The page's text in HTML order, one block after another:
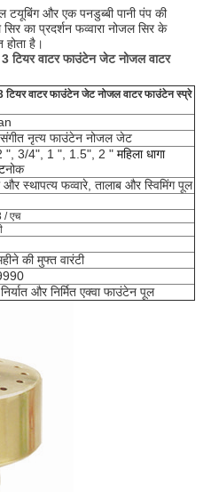
और एक पनडुब्बी पानी पंप की
का प्रदर्शन फव्वारा नोजल सिर के
होता है।
3 टियर वाटर फाउंटेन जेट नोजल वाटर
टियर वाटर फाउंटेन जेट नोजल वाटर फाउंटेन स्प्रे
संगीत नृत्य फाउंटेन नोजल जेट
", 3/4", 1 ", 1.5", 2 " महिला धागा
नोक
और स्थापत्य फव्वारे, तालाब और स्विमिंग पूल
/ एच
की मुफ्त वारंटी
और निर्मित एक्वा फाउंटेन पूल